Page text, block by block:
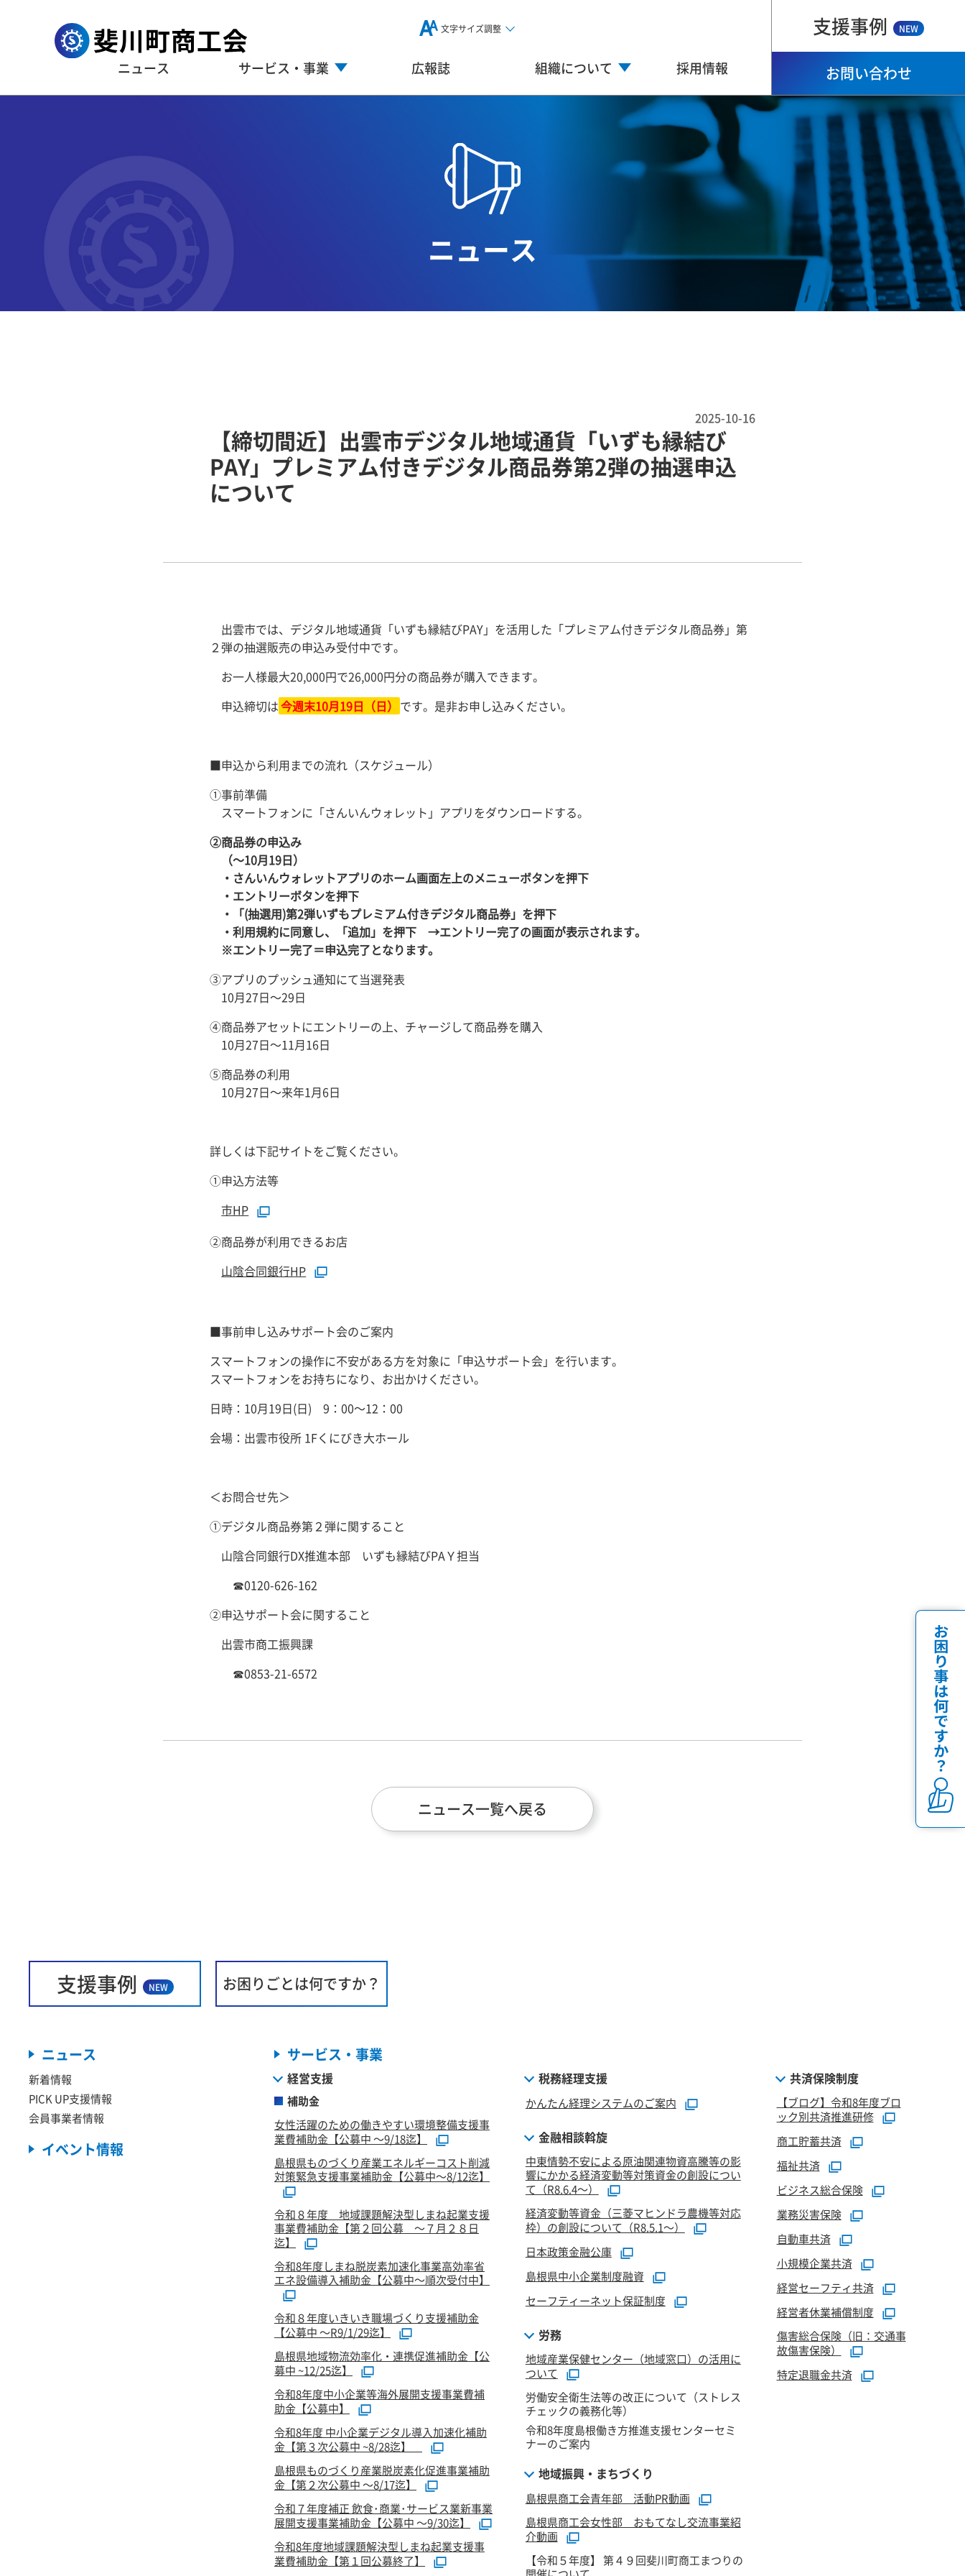
文字サイズ調整 支援事例 NEW
お問い合わせ
ニュース サービス・事業 広報誌 組織について 採用情報
ニュース
2025-10-16
【締切間近】出雲市デジタル地域通貨「いずも縁結び
PAY」プレミアム付きデジタル商品券第2弾の抽選申込
について
出雲市では、デジタル地域通貨「いずも縁結びPAY」を活用した「プレミアム付きデジタル商品券」第
２弾の抽選販売の申込み受付中です。
お一人様最大20,000円で26,000円分の商品券が購入できます。
申込締切は今週末10月19日（日） です。是非お申し込みください。
■申込から利用までの流れ（スケジュール）
①事前準備
スマートフォンに「さんいんウォレット」アプリをダウンロードする。
②商品券の申込み
（～10月19日）
・さんいんウォレットアプリのホーム画面左上のメニューボタンを押下
・エントリーボタンを押下
・「(抽選用)第2弾いずもプレミアム付きデジタル商品券」を押下
・利用規約に同意し、「追加」を押下 →エントリー完了の画面が表示されます。
※エントリー完了＝申込完了となります。
③アプリのプッシュ通知にて当選発表
10月27日～29日
④商品券アセットにエントリーの上、チャージして商品券を購入
10月27日～11月16日
⑤商品券の利用
10月27日～来年1月6日
詳しくは下記サイトをご覧ください。
①申込方法等
市HP
②商品券が利用できるお店
山陰合同銀行HP
■事前申し込みサポート会のご案内
スマートフォンの操作に不安がある方を対象に「申込サポート会」を行います。
スマートフォンをお持ちになり、お出かけください。
日時：10月19日(日) 9：00～12：00
会場：出雲市役所 1Fくにびき大ホール
＜お問合せ先＞
①デジタル商品券第２弾に関すること
山陰合同銀行DX推進本部 いずも縁結びPAＹ担当
☎0120-626-162
②申込サポート会に関すること
出雲市商工振興課
☎0853-21-6572
ニュース一覧へ戻る
支援事例 NEW お困りごとは何ですか？
ニュース
新着情報
PICK UP支援情報
会員事業者情報
イベント情報
サービス・事業
経営支援
補助金
女性活躍のための働きやすい環境整備支援事
業費補助金【公募中 ～9/18迄】
島根県ものづくり産業エネルギーコスト削減
対策緊急支援事業補助金【公募中～8/12迄】
令和８年度 地域課題解決型しまね起業支援
事業費補助金【第２回公募 ～７月２８日
迄】
令和8年度しまね脱炭素加速化事業高効率省
エネ設備導入補助金【公募中～順次受付中】
令和８年度いきいき職場づくり支援補助金
【公募中 ～R9/1/29迄】
島根県地域物流効率化・連携促進補助金【公
募中 ~12/25迄】
令和8年度中小企業等海外展開支援事業費補
助金【公募中】
令和8年度 中小企業デジタル導入加速化補助
金【第３次公募中 ~8/28迄】
島根県ものづくり産業脱炭素化促進事業補助
金【第２次公募中 ～8/17迄】
令和７年度補正 飲食･商業･サービス業新事業
展開支援事業補助金【公募中 ～9/30迄】
令和8年度地域課題解決型しまね起業支援事
業費補助金【第１回公募終了】
税務経理支援
かんたん経理システムのご案内
金融相談斡旋
中東情勢不安による原油関連物資高騰等の影
響にかかる経済変動等対策資金の創設につい
て（R8.6.4～）
経済変動等資金（三菱マヒンドラ農機等対応
枠）の創設について（R8.5.1～）
日本政策金融公庫
島根県中小企業制度融資
セーフティーネット保証制度
労務
地域産業保健センター（地域窓口）の活用に
ついて
労働安全衛生法等の改正について（ストレス
チェックの義務化等）
令和8年度島根働き方推進支援センターセミ
ナーのご案内
地域振興・まちづくり
島根県商工会青年部 活動PR動画
島根県商工会女性部 おもてなし交流事業紹
介動画
【令和５年度】 第４９回斐川町商工まつりの
共済保険制度
【ブログ】令和8年度ブロ
ック別共済推進研修
商工貯蓄共済
福祉共済
ビジネス総合保険
業務災害保険
自動車共済
小規模企業共済
経営セーフティ共済
経営者休業補償制度
傷害総合保険（旧：交通事
故傷害保険）
特定退職金共済